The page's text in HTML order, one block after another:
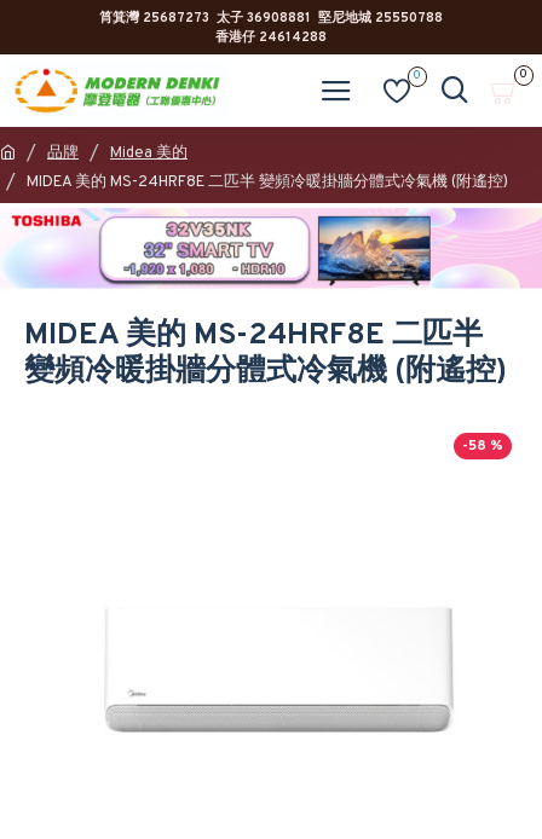
筲箕灣 25687273 太子 36908881 堅尼地城 25550788
香港仔 24614288
0 0
品牌
Midea 美的
MIDEA 美的 MS-24HRF8E 二匹半 變頻冷暖掛牆分體式冷氣機 (附遙控)
MIDEA 美的 MS-24HRF8E 二匹半
變頻冷暖掛牆分體式冷氣機 (附遙控)
-58 %